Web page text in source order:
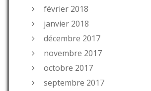
février 2018
janvier 2018
décembre 2017
novembre 2017
octobre 2017
septembre 2017